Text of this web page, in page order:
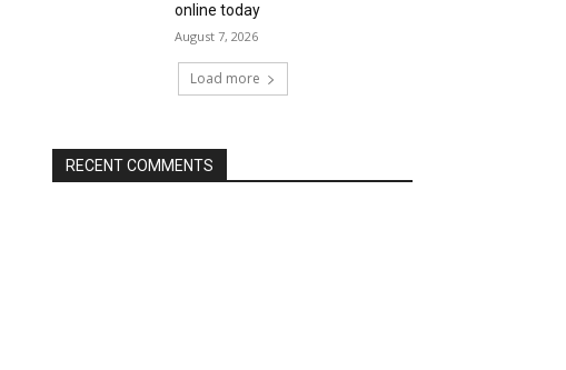
online today
August 7, 2026
Load more
RECENT COMMENTS